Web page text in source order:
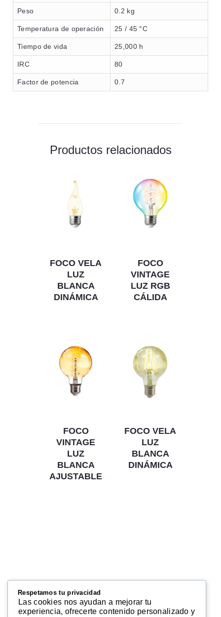
Peso 0.2 kg
Temperatura de operación 25 / 45 °C
Tiempo de vida 25,000 h
IRC 80
Factor de potencia 0.7
Productos relacionados
FOCO VELA
LUZ
BLANCA
DINÁMICA
FOCO
VINTAGE
LUZ RGB
CÁLIDA
FOCO
VINTAGE
LUZ
BLANCA
AJUSTABLE
FOCO VELA
LUZ
BLANCA
DINÁMICA
Respetamos tu privacidad
Las cookies nos ayudan a mejorar tu
experiencia, ofrecerte contenido personalizado y